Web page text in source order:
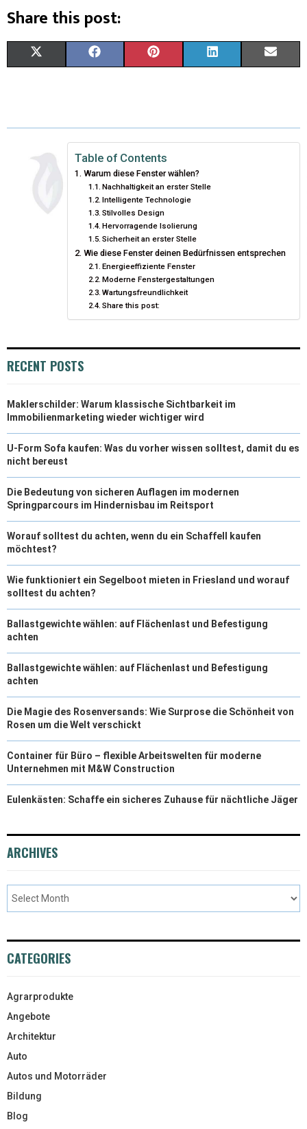
Share this post:
W
I
E
O
O
K
T
R
E
S
T
K I
Table of Contents
Warum diese Fenster wählen?
Nachhaltigkeit an erster Stelle
Intelligente Technologie
Stilvolles Design
Hervorragende Isolierung
Sicherheit an erster Stelle
Wie diese Fenster deinen Bedürfnissen entsprechen
Energieeffiziente Fenster
Moderne Fenstergestaltungen
Wartungsfreundlichkeit
Share this post:
RECENT POSTS
Maklerschilder: Warum klassische Sichtbarkeit im
Immobilienmarketing wieder wichtiger wird
U-Form Sofa kaufen: Was du vorher wissen solltest, damit du es
nicht bereust
Die Bedeutung von sicheren Auflagen im modernen
Springparcours im Hindernisbau im Reitsport
Worauf solltest du achten, wenn du ein Schaffell kaufen
möchtest?
Wie funktioniert ein Segelboot mieten in Friesland und worauf
solltest du achten?
Ballastgewichte wählen: auf Flächenlast und Befestigung
achten
Ballastgewichte wählen: auf Flächenlast und Befestigung
achten
Die Magie des Rosenversands: Wie Surprose die Schönheit von
Rosen um die Welt verschickt
Container für Büro – flexible Arbeitswelten für moderne
Unternehmen mit M&W Construction
Eulenkästen: Schaffe ein sicheres Zuhause für nächtliche Jäger
ARCHIVES
CATEGORIES
Agrarprodukte
Angebote
Architektur
Auto
Autos und Motorräder
Bildung
Blog